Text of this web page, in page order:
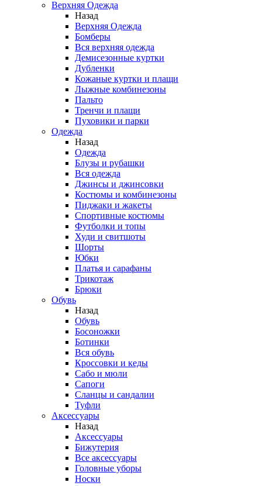
Верхняя Одежда
Назад
Верхняя Одежда
Бомберы
Вся верхняя одежда
Демисезонные куртки
Дубленки
Кожаные куртки и плащи
Лыжные комбинезоны
Пальто
Тренчи и плащи
Пуховики и парки
Одежда
Назад
Одежда
Блузы и рубашки
Вся одежда
Джинсы и джинсовки
Костюмы и комбинезоны
Пиджаки и жакеты
Спортивные костюмы
Футболки и топы
Худи и свитшоты
Шорты
Юбки
Платья и сарафаны
Трикотаж
Брюки
Обувь
Назад
Обувь
Босоножки
Ботинки
Вся обувь
Кроссовки и кеды
Сабо и мюли
Сапоги
Сланцы и сандалии
Туфли
Аксессуары
Назад
Аксессуары
Бижутерия
Все аксессуары
Головные уборы
Носки